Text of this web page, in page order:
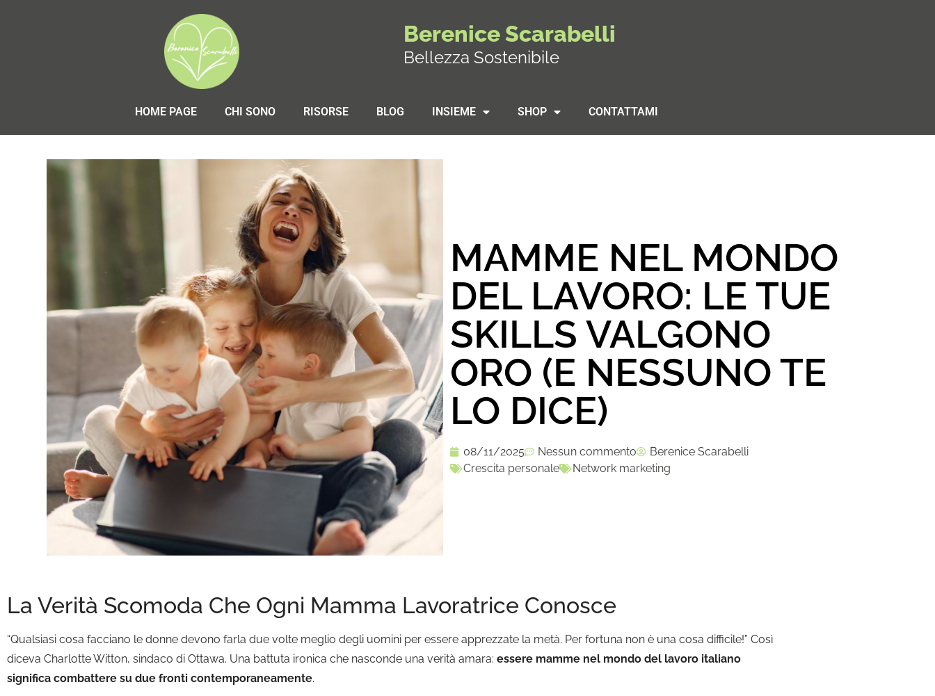
Berenice Scarabelli
Bellezza Sostenibile
HOME PAGE CHI SONO RISORSE BLOG INSIEME SHOP CONTATTAMI
MAMME NEL MONDO
DEL LAVORO: LE TUE
SKILLS VALGONO
ORO (E NESSUNO TE
LO DICE)
08/11/2025 Nessun commento
Berenice Scarabelli
Crescita personale
Network marketing
La Verità Scomoda Che Ogni Mamma Lavoratrice Conosce
“Qualsiasi cosa facciano le donne devono farla due volte meglio degli uomini per essere apprezzate la metà. Per fortuna non è una cosa difficile!” Così
diceva Charlotte Witton, sindaco di Ottawa. Una battuta ironica che nasconde una verità amara: essere mamme nel mondo del lavoro italiano
significa combattere su due fronti contemporaneamente.